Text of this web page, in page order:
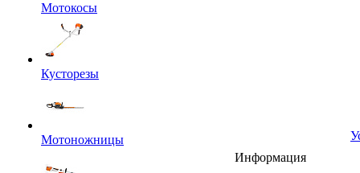
Мотокосы
Кусторезы
Мотоножницы
Информация